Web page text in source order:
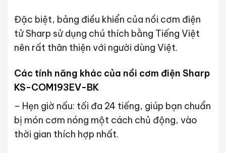
Đặc biệt, bảng điều khiển của nồi cơm điện
tử Sharp sử dụng chú thích bằng Tiếng Việt
nên rất thân thiện với người dùng Việt.
Các tính năng khác của nồi cơm điện Sharp
KS-COM193EV-BK
– Hẹn giờ nấu: tối đa 24 tiếng, giúp bạn chuẩn
bị món cơm nóng một cách chủ động, vào
thời gian thích hợp nhất.